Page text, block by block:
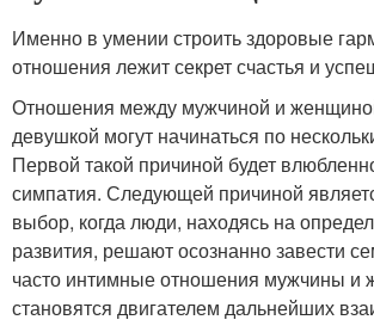
Именно в умении строить здоровые
отношения лежит секрет счастья и
Отношения между мужчиной и
девушкой могут начинаться по
Первой такой причиной будет
симпатия. Следующей причиной
выбор, когда люди, находясь на
развития, решают осознанно завести
часто интимные отношения мужчины и
становятся двигателем дальнейших